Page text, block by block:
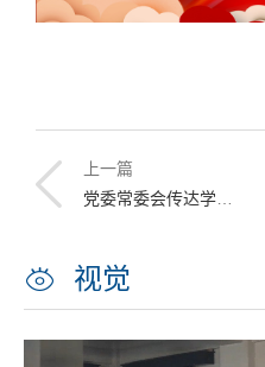
上一篇
党委常委会传达学习习近平总书记重要讲话精神
视觉